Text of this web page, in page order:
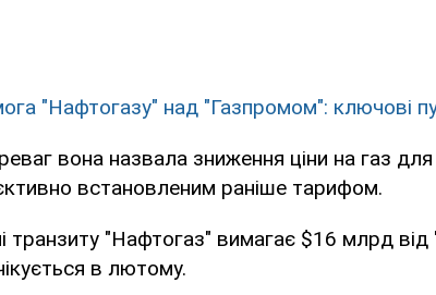
"Нафтогазу" над "Газпромом": ключові
вона назвала зниження ціни на газ для
встановленим раніше тарифом.
транзиту "Нафтогаз" вимагає $16 млрд від
в лютому.